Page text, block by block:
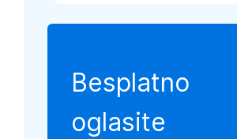
Besplatno
oglasite